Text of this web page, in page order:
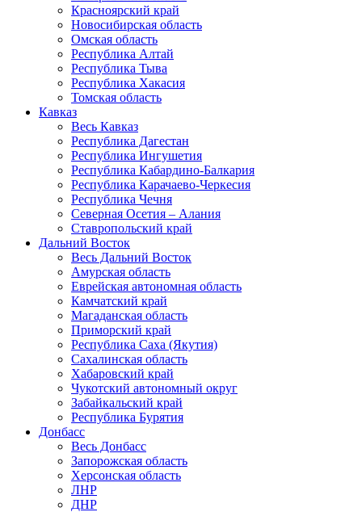
Красноярский край
Новосибирская область
Омская область
Республика Алтай
Республика Тыва
Республика Хакасия
Томская область
Кавказ
Весь Кавказ
Республика Дагестан
Республика Ингушетия
Республика Кабардино-Балкария
Республика Карачаево-Черкесия
Республика Чечня
Северная Осетия – Алания
Ставропольский край
Дальний Восток
Весь Дальний Восток
Амурская область
Еврейская автономная область
Камчатский край
Магаданская область
Приморский край
Республика Саха (Якутия)
Сахалинская область
Хабаровский край
Чукотский автономный округ
Забайкальский край
Республика Бурятия
Донбасс
Весь Донбасс
Запорожская область
Херсонская область
ЛНР
ДНР